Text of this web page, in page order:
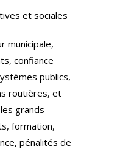
et sociales
municipale,
confiance
publics,
routières, et
grands
formation,
pénalités de